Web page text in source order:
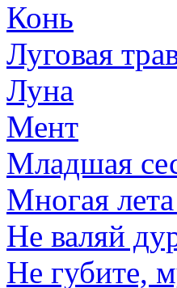
Конь
Луговая
Луна
Мент
Младшая
Многая
Не валяй
Не губите,